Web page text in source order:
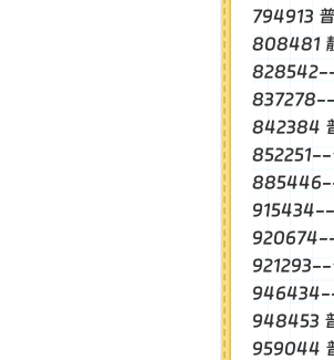
794913
808481
837278--
842384
948453
959044